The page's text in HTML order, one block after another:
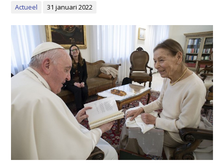
Actueel 31 januari 2022